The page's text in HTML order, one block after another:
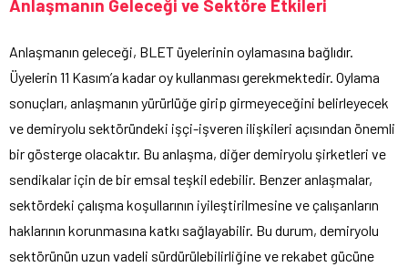
Anlaşmanın Geleceği ve Sektöre Etkileri
Anlaşmanın geleceği, BLET üyelerinin oylamasına bağlıdır.
Üyelerin 11 Kasım’a kadar oy kullanması gerekmektedir. Oylama
sonuçları, anlaşmanın yürürlüğe girip girmeyeceğini belirleyecek
ve demiryolu sektöründeki işçi-işveren ilişkileri açısından önemli
bir gösterge olacaktır. Bu anlaşma, diğer demiryolu şirketleri ve
sendikalar için de bir emsal teşkil edebilir. Benzer anlaşmalar,
sektördeki çalışma koşullarının iyileştirilmesine ve çalışanların
haklarının korunmasına katkı sağlayabilir. Bu durum, demiryolu
sektörünün uzun vadeli sürdürülebilirliğine ve rekabet gücüne